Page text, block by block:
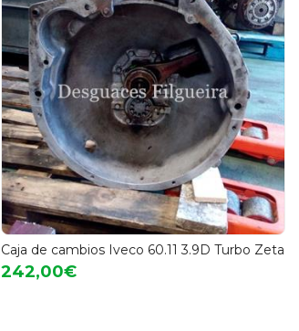
Caja de cambios Iveco 60.11 3.9D Turbo Zeta
242,00€